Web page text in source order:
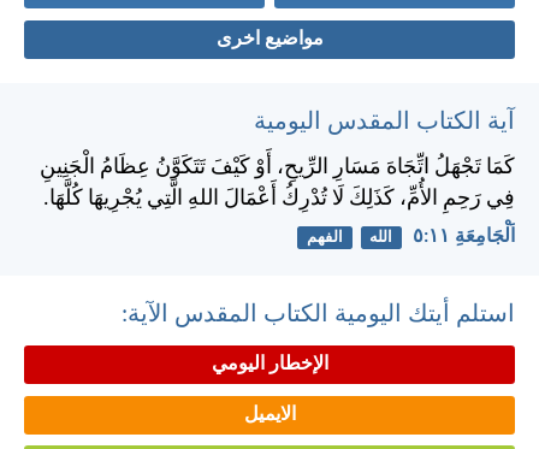
مواضيع اخرى
آية الكتاب المقدس اليومية
كَمَا تَجْهَلُ اتِّجَاهَ مَسَارِ الرِّيحِ، أَوْ كَيْفَ تَتَكَوَّنُ عِظَامُ الْجَنِينِ
فِي رَحِمِ الأُمِّ، كَذَلِكَ لَا تُدْرِكُ أَعْمَالَ اللهِ الَّتِي يُجْرِيهَا كُلَّهَا.
اَلْجَامِعَةِ ١١:‏٥ الله الفهم
استلم أيتك اليومية الكتاب المقدس الآية:
الإخطار اليومي
الايميل